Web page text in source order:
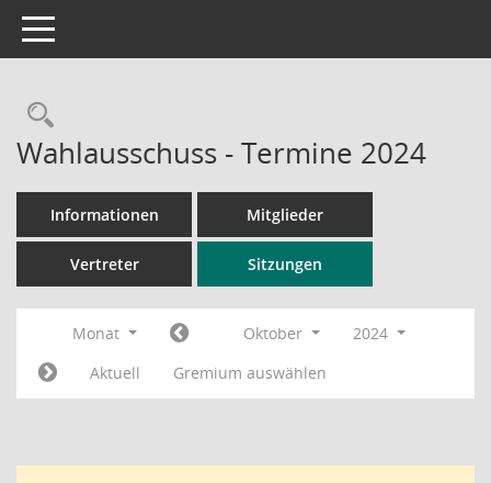
Toggle navigation
Rechercheauswahl
Wahlausschuss - Termine 2024
Informationen Mitglieder
Vertreter Sitzungen
Monat Oktober
2024
Aktuell
Gremium auswählen